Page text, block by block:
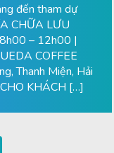
đến tham dự
CHỮA LƯU
– 12h00 |
COFFEE
Thanh Miện, Hải
KHÁCH […]